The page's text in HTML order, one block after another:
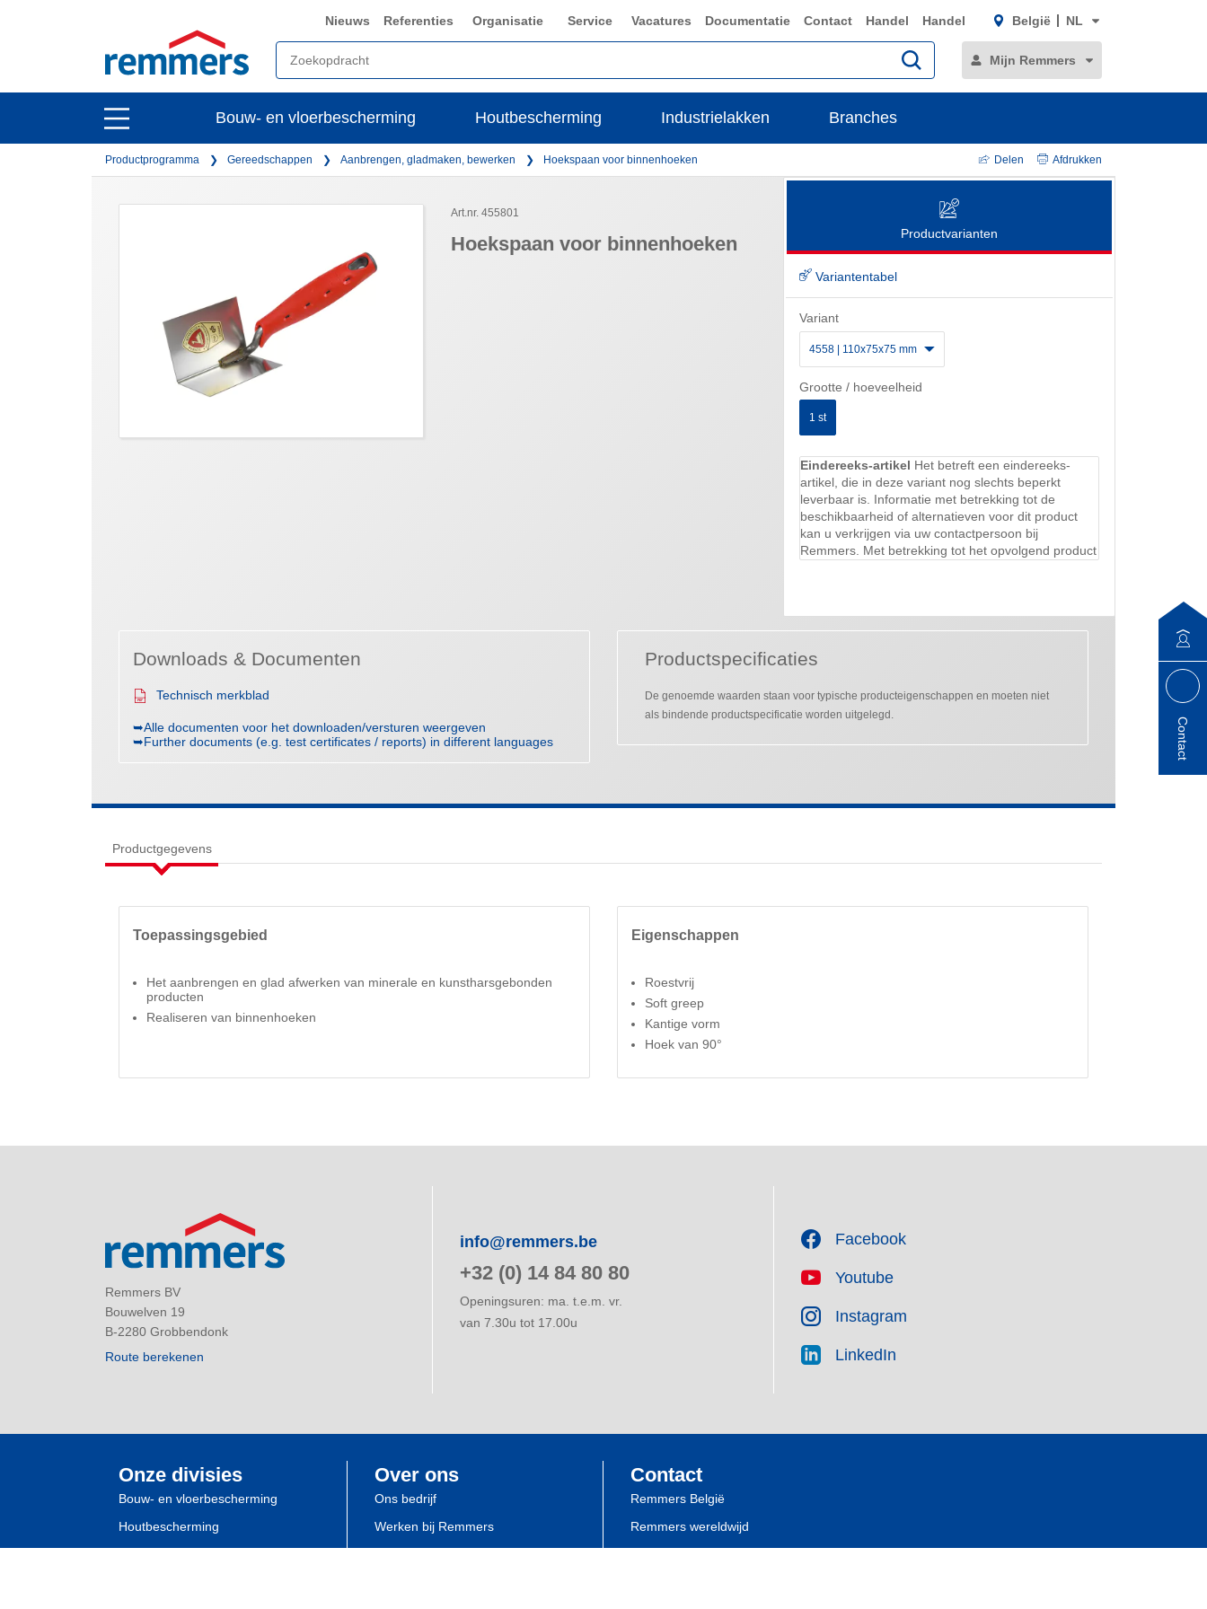
open
main
navigation
Nieuws Referenties Organisatie Service Vacatures Documentatie Contact Handel Handel België NL
Mijn Remmers
open
main
Bouw- en vloerbescherming Houtbescherming Industrielakken Branches
Productprogramma Gereedschappen Aanbrengen, gladmaken, bewerken Hoekspaan voor binnenhoeken Delen Afdrukken
Art.nr. 455801
Hoekspaan voor binnenhoeken Productvarianten
Variantentabel
Variant
4558 | 110x75x75 mm
Grootte / hoeveelheid
1 st
Eindereeks-artikel Het betreft een eindereeks-
artikel, die in deze variant nog slechts beperkt
leverbaar is. Informatie met betrekking tot de
beschikbaarheid of alternatieven voor dit product
kan u verkrijgen via uw contactpersoon bij
Remmers. Met betrekking tot het opvolgend product
Downloads & Documenten
Technisch merkblad
➥Alle documenten voor het downloaden/versturen weergeven
➥Further documents (e.g. test certificates / reports) in different languages
Productspecificaties
De genoemde waarden staan voor typische producteigenschappen en moeten niet
als bindende productspecificatie worden uitgelegd.
Productgegevens
Toepassingsgebied
Het aanbrengen en glad afwerken van minerale en kunstharsgebonden
producten
Realiseren van binnenhoeken
Eigenschappen
Roestvrij
Soft greep
Kantige vorm
Hoek van 90°
Remmers BV
Bouwelven 19
B-2280 Grobbendonk
Route berekenen
info@remmers.be
+32 (0) 14 84 80 80
Openingsuren: ma. t.e.m. vr.
van 7.30u tot 17.00u
Facebook
Youtube
Instagram
LinkedIn
Contact
Onze divisies
Bouw- en vloerbescherming
Houtbescherming
Over ons
Ons bedrijf
Werken bij Remmers
Contact
Remmers België
Remmers wereldwijd